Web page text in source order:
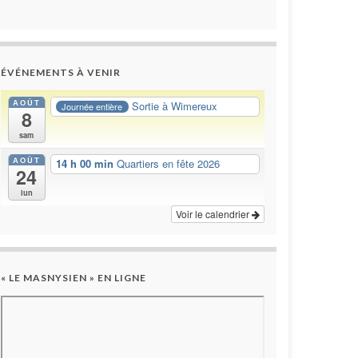
ÉVÉNEMENTS À VENIR
AOÛT
8
sam
Journée entière Sortie à Wimereux
AOÛT
24
lun
14 h 00 min Quartiers en fête 2026
Voir le calendrier
« LE MASNYSIEN » EN LIGNE